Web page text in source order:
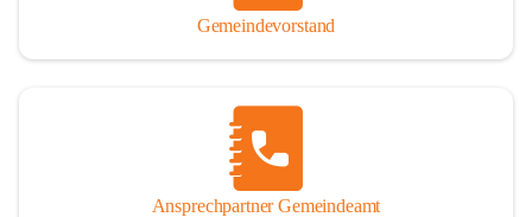
Gemeindevorstand
Ansprechpartner Gemeindeamt